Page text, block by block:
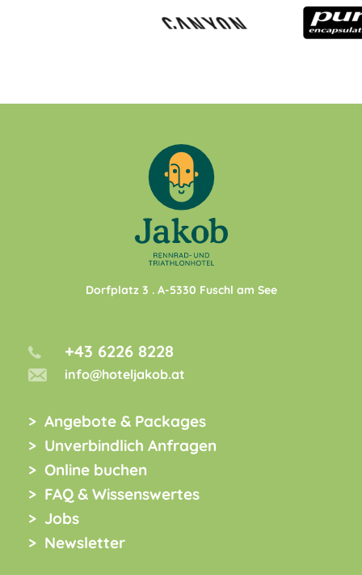
Dorfplatz 3 . A-5330 Fuschl am See
+43 6226 8228
info@hoteljakob.at
Angebote & Packages
Unverbindlich Anfragen
Online buchen
FAQ & Wissenswertes
Jobs
Newsletter